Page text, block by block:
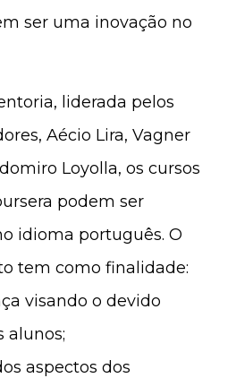
ser uma inovação no
liderada pelos
Aécio Lira, Vagner
Loyolla, os cursos
podem ser
idioma português. O
tem como finalidade:
visando o devido
alunos;
aspectos dos